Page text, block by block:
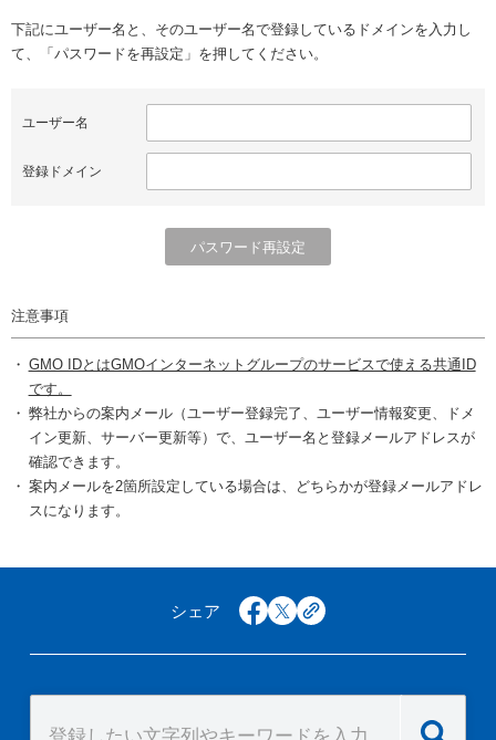
下記にユーザー名と、そのユーザー名で登録しているドメインを入力し
て、「パスワードを再設定」を押してください。
ユーザー名
登録ドメイン
注意事項
GMO IDとはGMOインターネットグループのサービスで使える共通ID
です。
弊社からの案内メール（ユーザー登録完了、ユーザー情報変更、ドメ
イン更新、サーバー更新等）で、ユーザー名と登録メールアドレスが
確認できます。
案内メールを2箇所設定している場合は、どちらかが登録メールアドレ
スになります。
シェア facebook
x copy